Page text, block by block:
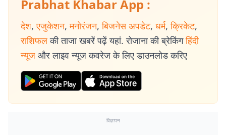
Prabhat Khabar App :
देश, एजुकेशन, मनोरंजन, बिजनेस अपडेट, धर्म, क्रिकेट,
राशिफल की ताजा खबरें पढ़ें यहां. रोजाना की ब्रेकिंग हिंदी
न्यूज और लाइव न्यूज कवरेज के लिए डाउनलोड करिए
विज्ञापन